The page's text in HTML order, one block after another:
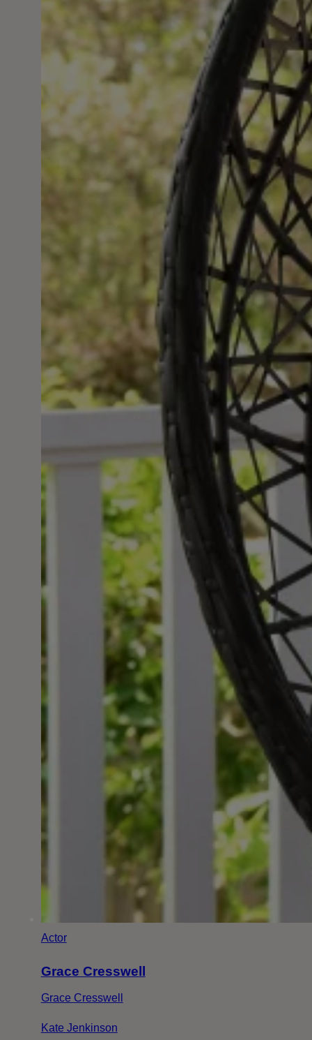
Actor
Grace Cresswell
Grace Cresswell
Kate Jenkinson